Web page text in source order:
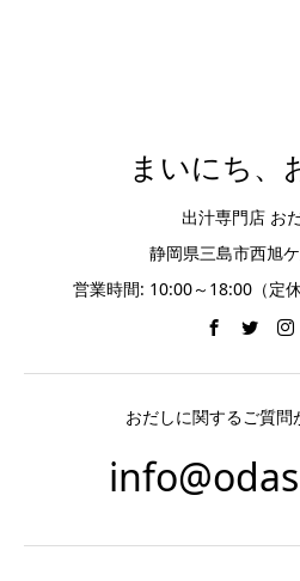
まいにち、
出汁専門店 お
静岡県三島市西旭
営業時間: 10:00～18:00（定
おだしに関するご質問